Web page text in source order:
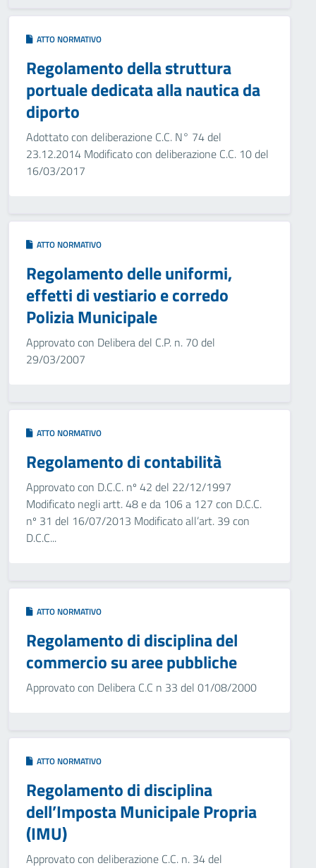
ATTO NORMATIVO
Regolamento della struttura
portuale dedicata alla nautica da
diporto
Adottato con deliberazione C.C. N° 74 del
23.12.2014 Modificato con deliberazione C.C. 10 del
16/03/2017
ATTO NORMATIVO
Regolamento delle uniformi,
effetti di vestiario e corredo
Polizia Municipale
Approvato con Delibera del C.P. n. 70 del
29/03/2007
ATTO NORMATIVO
Regolamento di contabilità
Approvato con D.C.C. nº 42 del 22/12/1997
Modificato negli artt. 48 e da 106 a 127 con D.C.C.
nº 31 del 16/07/2013 Modificato all’art. 39 con
D.C.C...
ATTO NORMATIVO
Regolamento di disciplina del
commercio su aree pubbliche
Approvato con Delibera C.C n 33 del 01/08/2000
ATTO NORMATIVO
Regolamento di disciplina
dell’Imposta Municipale Propria
(IMU)
Approvato con deliberazione C.C. n. 34 del